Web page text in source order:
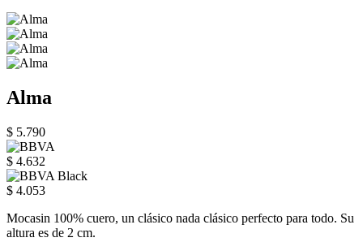
Alma
$ 5.790
$ 4.632
$ 4.053
Mocasin 100% cuero, un clásico nada clásico perfecto para todo. Su
altura es de 2 cm.